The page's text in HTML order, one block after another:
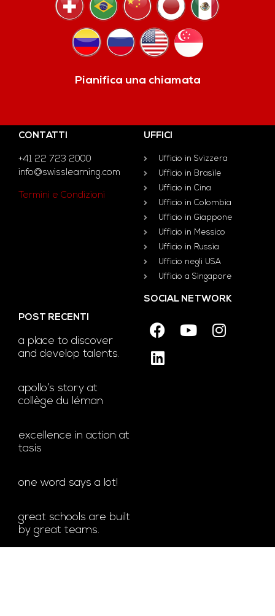
Pianifica una chiamata
CONTATTI
+41 22 723 2000
info@swisslearning.com
Termini e Condizioni
UFFICI
Ufficio in Svizzera
Ufficio in Brasile
Ufficio in Cina
Ufficio in Colombia
Ufficio in Giappone
Ufficio in Messico
Ufficio in Russia
Ufficio negli USA
Ufficio a Singapore
POST RECENTI
a place to discover
and develop talents.
apollo’s story at
collège du léman
excellence in action at
tasis
one word says a lot!
great schools are built
by great teams.
SOCIAL NETWORK